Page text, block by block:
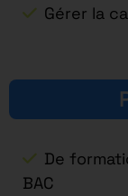
Gérer la
De
BAC